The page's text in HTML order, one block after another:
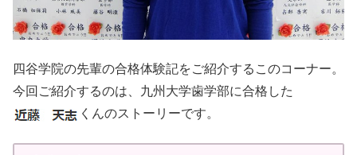
四谷学院の先輩の合格体験記をご紹介するこのコーナー。
今回ご紹介するのは、九州大学歯学部に合格した
くんのストーリーです。